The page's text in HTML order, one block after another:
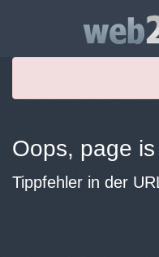
Oops, page
Tippfehler in der